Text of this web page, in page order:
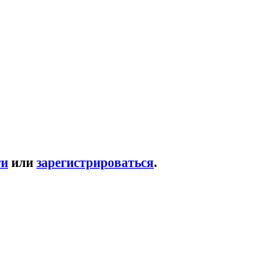
или зарегистрироваться.